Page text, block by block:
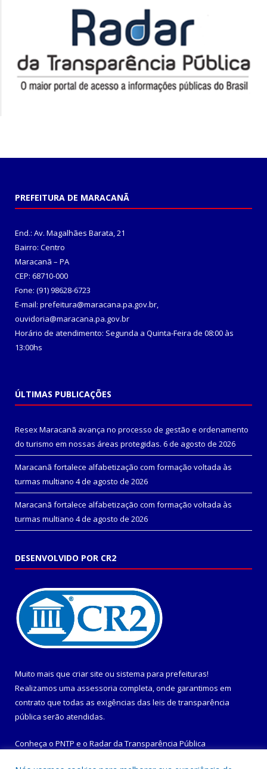
PREFEITURA DE MARACANÃ
End.: Av. Magalhães Barata, 21
Bairro: Centro
Maracanã – PA
CEP: 68710-000
Fone: (91) 98628-6723
E-mail: prefeitura@maracana.pa.gov.br,
ouvidoria@maracana.pa.gov.br
Horário de atendimento: Segunda a Quinta-Feira de 08:00 às
13:00hs
ÚLTIMAS PUBLICAÇÕES
Resex Maracanã avança no processo de gestão e ordenamento
do turismo em nossas áreas protegidas. 6 de agosto de 2026
Maracanã fortalece alfabetização com formação voltada às
turmas multiano 4 de agosto de 2026
Maracanã fortalece alfabetização com formação voltada às
turmas multiano 4 de agosto de 2026
DESENVOLVIDO POR CR2
Muito mais que criar site ou sistema para prefeituras!
Realizamos uma assessoria completa, onde garantimos em
contrato que todas as exigências das leis de transparência
pública serão atendidas.
Conheça o PNTP e o Radar da Transparência Pública